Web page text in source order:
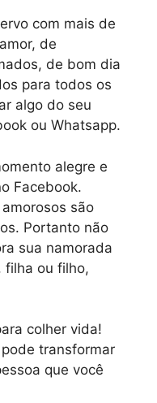
com mais de
de
de bom dia
para todos os
algo do seu
ou Whatsapp.
alegre e
Facebook.
são
Portanto não
sua namorada
filha ou filho,
colher vida!
transformar
que você